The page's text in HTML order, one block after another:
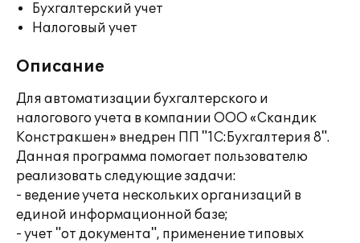
Бухгалтерский учет
Налоговый учет
Описание
Для автоматизации бухгалтерского и
налогового учета в компании ООО «Скандик
Констракшен» внедрен ПП "1С:Бухгалтерия 8".
Данная программа помогает пользователю
реализовать следующие задачи:
- ведение учета нескольких организаций в
единой информационной базе;
- учет "от документа", применение типовых